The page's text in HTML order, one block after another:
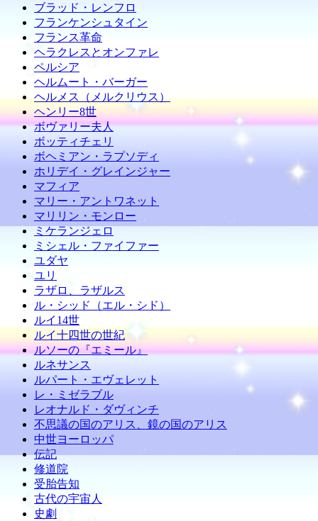
ブラッド・レンフロ
フランケンシュタイン
フランス革命
ヘラクレスとオンファレ
ペルシア
ヘルムート・バーガー
ヘルメス（メルクリウス）
ヘンリー8世
ボヴァリー夫人
ボッティチェリ
ボヘミアン・ラプソディ
ホリデイ・グレインジャー
マフィア
マリー・アントワネット
マリリン・モンロー
ミケランジェロ
ミシェル・ファイファー
ユダヤ
ユリ
ラザロ、ラザルス
ル・シッド（エル・シド）
ルイ14世
ルイ十四世の世紀
ルソーの『エミール』
ルネサンス
ルパート・エヴェレット
レ・ミゼラブル
レオナルド・ダヴィンチ
不思議の国のアリス、鏡の国のアリス
中世ヨーロッパ
伝記
修道院
受胎告知
古代の宇宙人
史劇